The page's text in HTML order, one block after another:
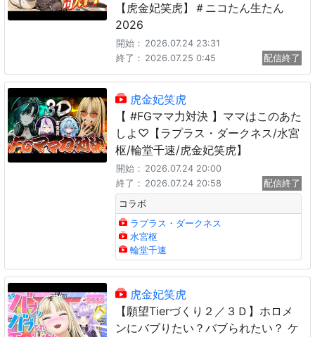
【虎金妃笑虎】＃ニコたん生たん
2026
開始： 2026.07.24 23:31
終了： 2026.07.25 0:45 配信終了
虎金妃笑虎
【 #FGママ力対決 】ママはこのあた
しよ♡【ラプラス・ダークネス/水宮
枢/輪堂千速/虎金妃笑虎】
開始： 2026.07.24 20:00
終了： 2026.07.24 20:58
配信終了
コラボ
ラプラス・ダークネス
水宮枢
輪堂千速
虎金妃笑虎
【願望Tierづくり２／３Ｄ】ホロメ
ンにバブりたい？バブられたい？ ケ